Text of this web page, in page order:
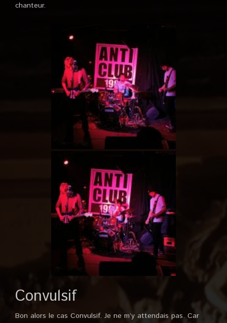
chanteur.
Convulsif
Bon alors le cas Convulsif. Je ne m’y attendais pas. Car